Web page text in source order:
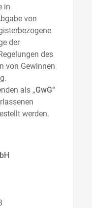
in
von
der
des
von Gewinnen
als „GwG“
werden.